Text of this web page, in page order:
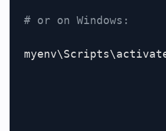
# or on Windows: